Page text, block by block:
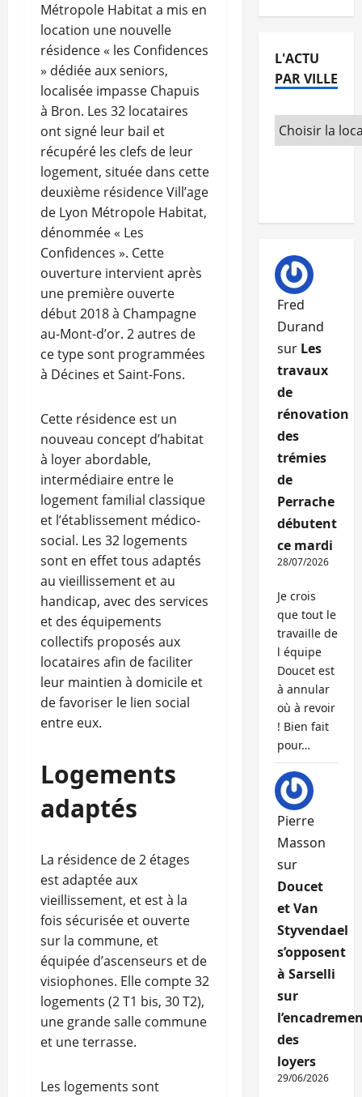
Métropole Habitat a mis en
location une nouvelle
résidence « les Confidences
» dédiée aux seniors,
localisée impasse Chapuis
à Bron. Les 32 locataires
ont signé leur bail et
récupéré les clefs de leur
logement, située dans cette
deuxième résidence Vill’age
de Lyon Métropole Habitat,
dénommée « Les
Confidences ». Cette
ouverture intervient après
une première ouverte
début 2018 à Champagne
au-Mont-d’or. 2 autres de
ce type sont programmées
à Décines et Saint-Fons.
Cette résidence est un
nouveau concept d’habitat
à loyer abordable,
intermédiaire entre le
logement familial classique
et l’établissement médico-
social. Les 32 logements
sont en effet tous adaptés
au vieillissement et au
handicap, avec des services
et des équipements
collectifs proposés aux
locataires afin de faciliter
leur maintien à domicile et
de favoriser le lien social
entre eux.
Logements
adaptés
La résidence de 2 étages
est adaptée aux
vieillissement, et est à la
fois sécurisée et ouverte
sur la commune, et
équipée d’ascenseurs et de
visiophones. Elle compte 32
logements (2 T1 bis, 30 T2),
une grande salle commune
et une terrasse.
Les logements sont
L'ACTU
PAR VILLE
Fred
Durand
sur Les
travaux
de
rénovation
des
trémies
de
Perrache
débutent
ce mardi
28/07/2026
Je crois
que tout le
travaille de
l équipe
Doucet est
à annular
où à revoir
! Bien fait
pour…
Pierre
Masson
sur
Doucet
et Van
Styvendael
s’opposent
à Sarselli
sur
des
loyers
29/06/2026